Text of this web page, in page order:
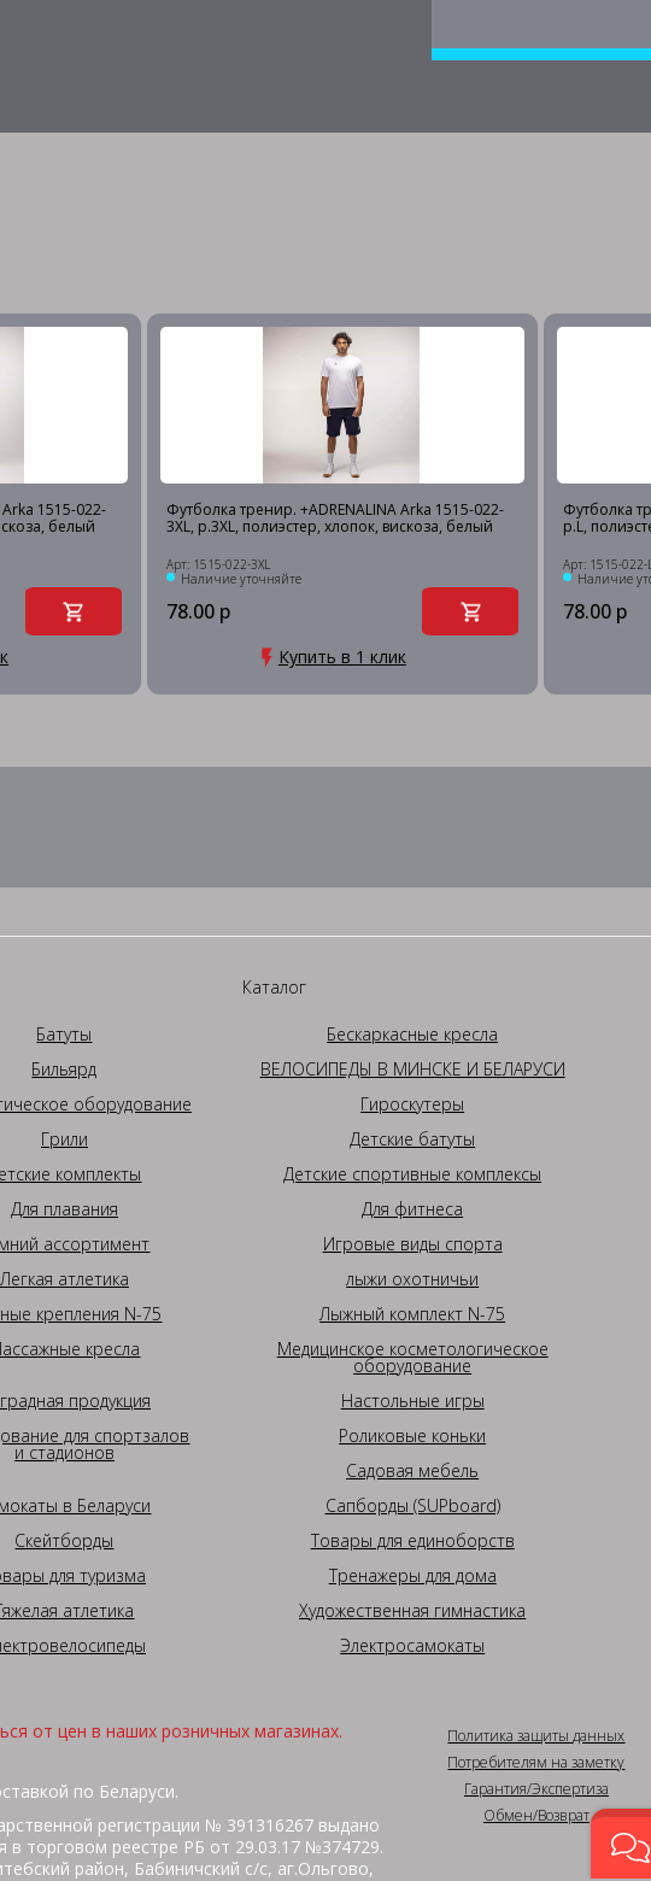
1515-022-
белый
Футболка тренир. +ADRENALINA Arka 1515-022-
3XL, р.3XL, полиэстер, хлопок, вискоза, белый
Арт: 1515-022-3XL
Наличие уточняйте
78.00 р
Купить в 1 клик
Футболка
р.L,
Арт: 1515-022-
Наличие
78.00 р
Каталог
Батуты
Бескаркасные кресла
Бильярд
ВЕЛОСИПЕДЫ В МИНСКЕ И БЕЛАРУСИ
оборудование
Гироскутеры
Грили
Детские батуты
комплекты
Детские спортивные комплексы
Для плавания
Для фитнеса
ассортимент
Игровые виды спорта
Легкая атлетика
лыжи охотничьи
крепления N-75
Лыжный комплект N-75
кресла
Медицинское косметологическое
оборудование
продукция
Настольные игры
для спортзалов
и стадионов
Роликовые коньки
Садовая мебель
в Беларуси
Сапборды (SUPboard)
Скейтборды
Товары для единоборств
для туризма
Тренажеры для дома
атлетика
Художественная гимнастика
Электросамокаты
от цен в наших розничных магазинах.
по Беларуси.
регистрации № 391316267 выдано
в торговом реестре РБ от 29.03.17 №374729.
район, Бабиничский с/с, аг.Ольгово,
Политика защиты данных
Потребителям на заметку
Гарантия/Экспертиза
Обмен/Возврат